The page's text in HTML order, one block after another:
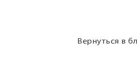
Вернуться в